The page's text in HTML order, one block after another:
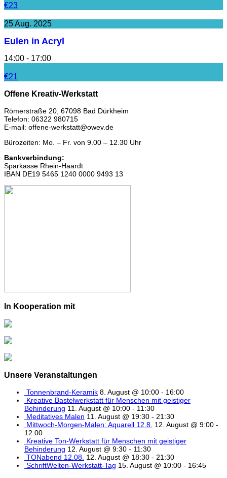
€23
25Aug. 2025
Eulen in Acryl
14:00 - 17:00
€21
Offene Kreativ-Werkstatt
Römerstraße 20, 67098 Bad Dürkheim
Telefon: 06322 980715
E-mail: offene-werkstatt@owev.de
Bürozeiten: Mo. – Fr. von 9.00 – 12.30 Uhr
Bankverbindung:
Sparkasse Rhein-Haardt
IBAN DE19 5465 1240 0000 9493 13
In Kooperation mit
Unsere Veranstaltungen
Tonnenbrand-Keramik 8. August @ 10:00 - 16:00
Kreative Bastelwerkstatt für Menschen mit geistiger
Behinderung 11. August @ 10:00 - 11:30
Meditatives Malen 11. August @ 19:30 - 21:30
Mittwoch-Morgen-Malen: Aquarell 12.8. 12. August @ 9:00 -
12:00
Kreative Ton-Werkstatt für Menschen mit geistiger
Behinderung 12. August @ 9:30 - 11:30
TONabend 12.08. 12. August @ 18:30 - 21:30
SchriftWelten-Werkstatt-Tag 15. August @ 10:00 - 16:45